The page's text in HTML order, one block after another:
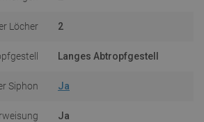
Löcher 2
Langes Abtropfgestell
Siphon Ja
Ja